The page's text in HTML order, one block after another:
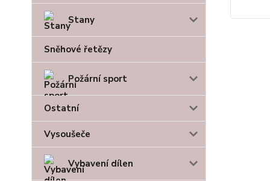
Stany
Sněhové řetězy
Požární sport
Ostatní
Vysoušeče
Vybavení dílen